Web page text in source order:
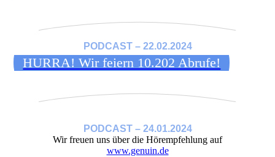
PODCAST – 22.02.2024
HURRA! Wir feiern 10.202 Abrufe!
PODCAST – 24.01.2024
Wir freuen uns über die Hörempfehlung auf
www.genuin.de